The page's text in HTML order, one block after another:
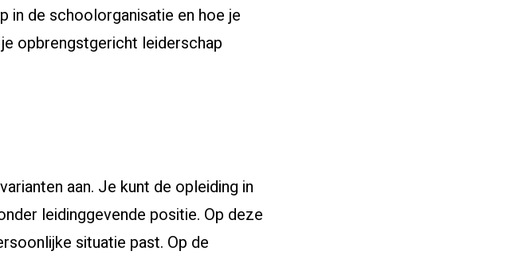
in de schoolorganisatie en hoe je
opbrengstgericht leiderschap
aan. Je kunt de opleiding in
leidinggevende positie. Op deze
situatie past. Op de